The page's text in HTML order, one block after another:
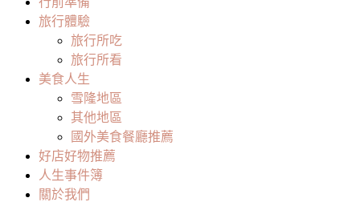
旅行體驗
旅行所吃
旅行所看
美食人生
雪隆地區
其他地區
國外美食餐廳推薦
好店好物推薦
人生事件簿
關於我們